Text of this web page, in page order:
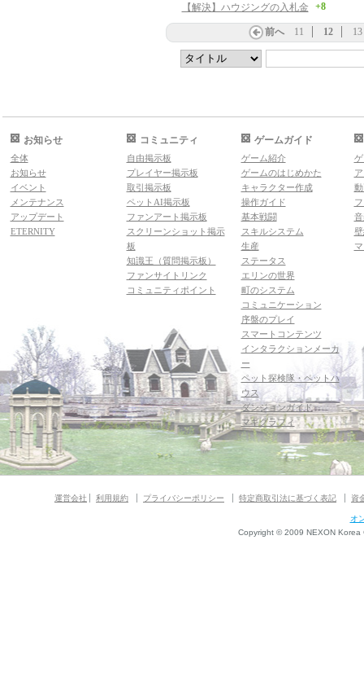
【解決】ハウジングの入札金 +8
前へ 11 12 13
お知らせ
全体
お知らせ
イベント
メンテナンス
アップデート
ETERNITY
コミュニティ
自由掲示板
プレイヤー掲示板
取引掲示板
ペットAI掲示板
ファンアート掲示板
スクリーンショット掲示
板
知識王（質問掲示板）
ファンサイトリンク
コミュニティポイント
ゲームガイド
ゲーム紹介
ゲームのはじめかた
キャラクター作成
操作ガイド
基本戦闘
スキルシステム
生産
ステータス
エリンの世界
町のシステム
コミュニケーション
序盤のプレイ
スマートコンテンツ
インタラクションメーカ
ー
ペット探検隊・ペットハ
ウス
ダンジョンガイド
マギグラフィ
運営会社 利用規約 プライバシーポリシー 特定商取引法に基づく表記 資
オ
Copyright © 2009 NEXON Korea